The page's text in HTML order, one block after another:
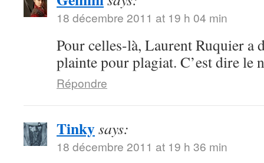
18 décembre 2011 at 19 h 04 min
Pour celles-là, Laurent Ruquier a
plainte pour plagiat. C’est dire le
Répondre
Tinkysays:
18 décembre 2011 at 19 h 36 min